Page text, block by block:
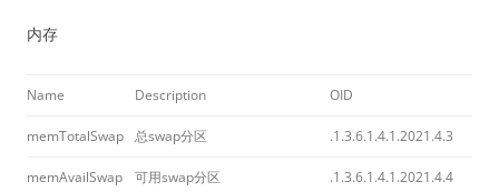
内存
Name Description OID
memTotalSwap 总swap分区 .1.3.6.1.4.1.2021.4.3
memAvailSwap 可用swap分区 .1.3.6.1.4.1.2021.4.4